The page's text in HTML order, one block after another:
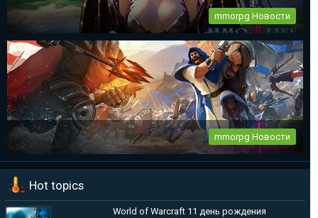
mmorpg Новости
mmorpg Tera Online глобальное обновление
Destiny Development продолжает работу над своим проектом
— Tera...
mmorpg Новости
Чтобы подогреть и без того не малый ажиотаж в преддверии
ЗБТ в mmorpg...
Hot topics
World of Warcraft 11 день рождения